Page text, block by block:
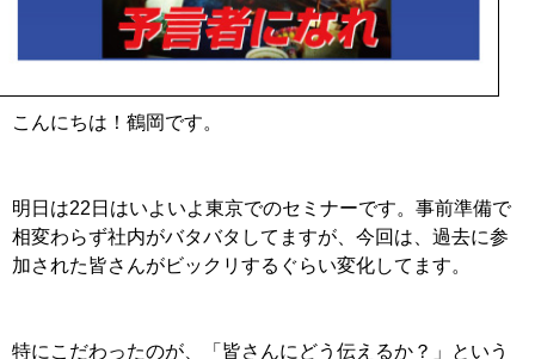
こんにちは！鶴岡です。
明日は22日はいよいよ東京でのセミナーです。事前準備で
相変わらず社内がバタバタしてますが、今回は、過去に参
加された皆さんがビックリするぐらい変化してます。
特にこだわったのが、「皆さんにどう伝えるか？」という